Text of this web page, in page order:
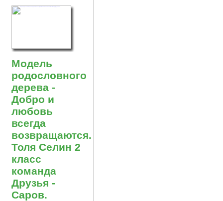
Модель
родословного
дерева -
Добро и
любовь
всегда
возвращаются.
Толя Селин 2
класс
команда
Друзья -
Саров.